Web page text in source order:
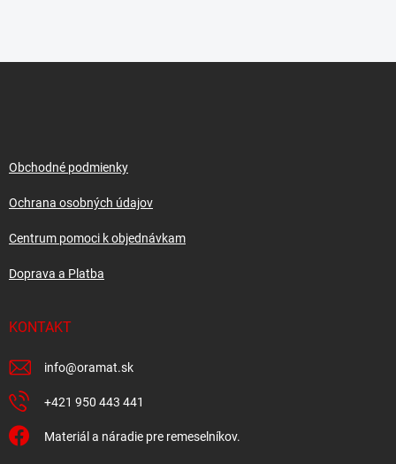
Obchodné podmienky
Ochrana osobných údajov
Centrum pomoci k objednávkam
Doprava a Platba
KONTAKT
info@oramat.sk
+421 950 443 441
Materiál a náradie pre remeselníkov.